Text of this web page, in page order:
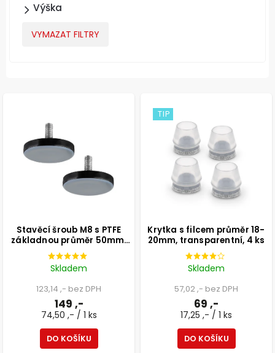
Výška
VYMAZAT FILTRY
Stavěcí šroub M8 s PTFE
základnou průměr 50mm,
výška 25mm, světle šedý, 2
ks
Skladem
123,14 ,- bez DPH
149 ,-
74,50 ,- / 1 ks
DO KOŠÍKU
TIP
Krytka s filcem průměr 18-
20mm, transparentní, 4 ks
Skladem
57,02 ,- bez DPH
69 ,-
17,25 ,- / 1 ks
DO KOŠÍKU